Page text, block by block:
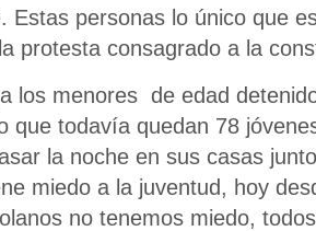
Estas personas lo único que
protesta consagrado a la
los menores de edad
que todavía quedan 78
la noche en sus casas
miedo a la juventud, hoy
no tenemos miedo,